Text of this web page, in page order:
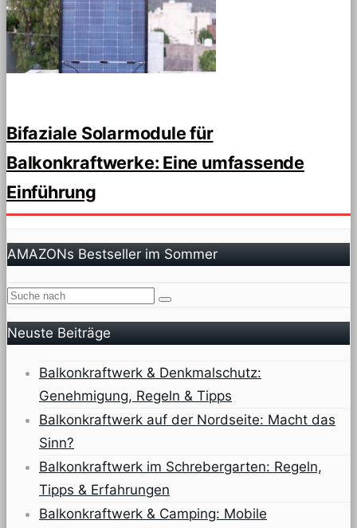
Bifaziale Solarmodule für
Balkonkraftwerke: Eine umfassende
Einführung
AMAZONs Bestseller im Sommer
Neuste Beiträge
Balkonkraftwerk & Denkmalschutz:
Genehmigung, Regeln & Tipps
Balkonkraftwerk auf der Nordseite: Macht das
Sinn?
Balkonkraftwerk im Schrebergarten: Regeln,
Tipps & Erfahrungen
Balkonkraftwerk & Camping: Mobile